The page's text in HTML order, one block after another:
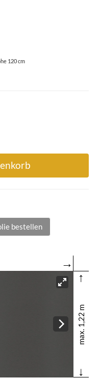
120 cm
bestellen
→
↑
max. 1,22 m
↓